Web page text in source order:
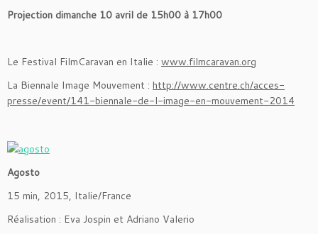
Projection dimanche 10 avril de 15h00 à 17h00
Le Festival FilmCaravan en Italie : www.filmcaravan.org
La Biennale Image Mouvement : http://www.centre.ch/acces-
presse/event/141-biennale-de-l-image-en-mouvement-2014
Agosto
15 min, 2015, Italie/France
Réalisation : Eva Jospin et Adriano Valerio